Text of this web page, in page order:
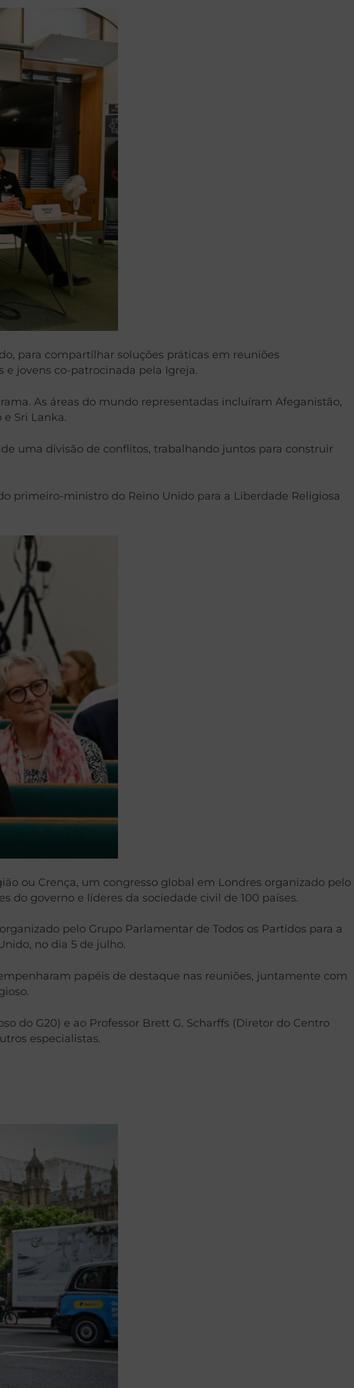
para compartilhar soluções práticas em reuniões
jovens co-patrocinada pela Igreja.
As áreas do mundo representadas incluíram Afeganistão,
Sri Lanka.
uma divisão de conflitos, trabalhando juntos para construir
primeiro-ministro do Reino Unido para a Liberdade Religiosa
ou Crença, um congresso global em Londres organizado pelo
do governo e líderes da sociedade civil de 100 países.
pelo Grupo Parlamentar de Todos os Partidos para a
no dia 5 de julho.
papéis de destaque nas reuniões, juntamente com
do G20) e ao Professor Brett G. Scharffs (Diretor do Centro
especialistas.